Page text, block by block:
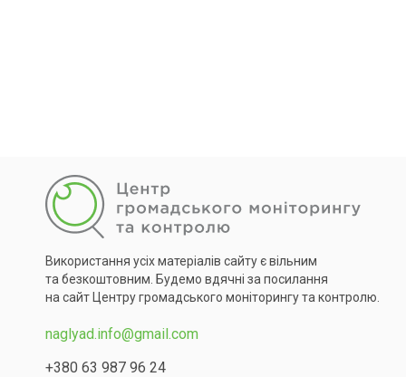
Використання усіх матеріалів сайту є вільним
та безкоштовним. Будемо вдячні за посилання
на сайт Центру громадського моніторингу та контролю.
naglyad.info@gmail.com
+380 63 987 96 24